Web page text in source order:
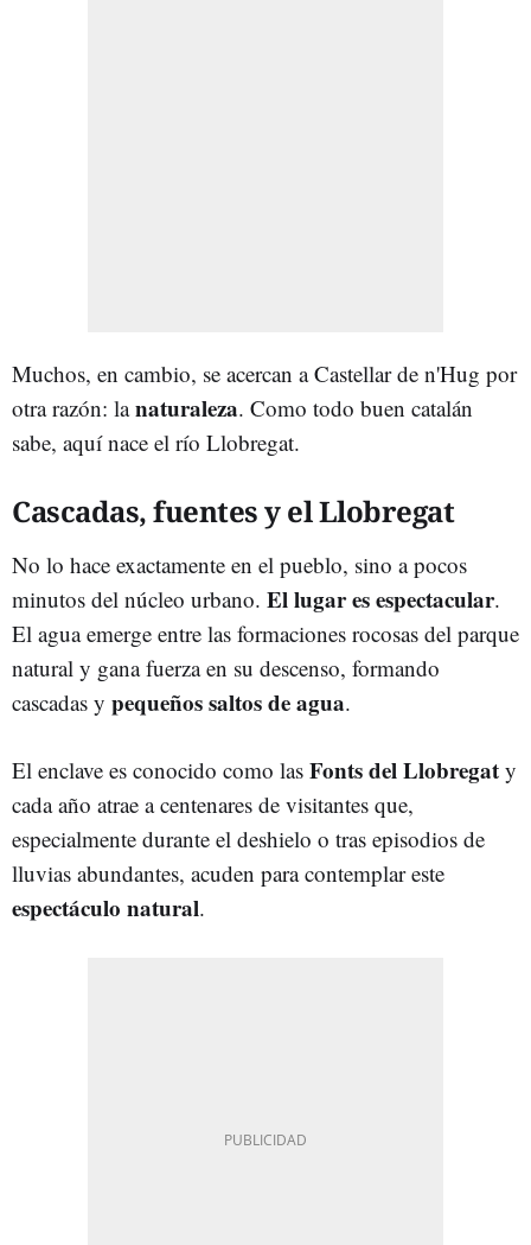
Muchos, en cambio, se acercan a Castellar de n'Hug por
otra razón: lanaturaleza. Como todo buen catalán
sabe, aquí nace el río Llobregat.
Cascadas, fuentes y el Llobregat
No lo hace exactamente en el pueblo, sino a pocos
minutos del núcleo urbano. El lugar es espectacular.
El agua emerge entre las formaciones rocosas del parque
natural y gana fuerza en su descenso, formando
cascadas y pequeños saltos de agua.
El enclave es conocido como las Fonts del Llobregat y
cada año atrae a centenares de visitantes que,
especialmente durante el deshielo o tras episodios de
lluvias abundantes, acuden para contemplar este
espectáculo natural.